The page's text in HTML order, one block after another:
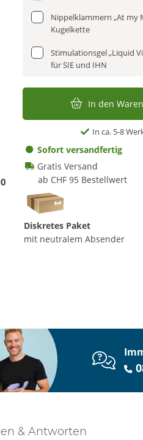
Nippelklammern „At my
Kugelkette
Stimulationsgel „Liquid
für SIE und IHN
In den
In ca. 5-8
Sofort versandfertig
Gratis Versand
ab CHF 95 Bestellwert
Diskretes Paket
mit neutralem Absender
& Antworten